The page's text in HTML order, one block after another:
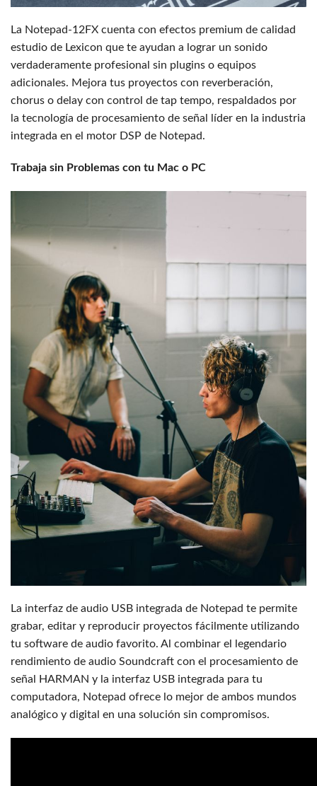
La Notepad-12FX cuenta con efectos premium de calidad
estudio de Lexicon que te ayudan a lograr un sonido
verdaderamente profesional sin plugins o equipos
adicionales. Mejora tus proyectos con reverberación,
chorus o delay con control de tap tempo, respaldados por
la tecnología de procesamiento de señal líder en la industria
integrada en el motor DSP de Notepad.
Trabaja sin Problemas con tu Mac o PC
La interfaz de audio USB integrada de Notepad te permite
grabar, editar y reproducir proyectos fácilmente utilizando
tu software de audio favorito. Al combinar el legendario
rendimiento de audio Soundcraft con el procesamiento de
señal HARMAN y la interfaz USB integrada para tu
computadora, Notepad ofrece lo mejor de ambos mundos
analógico y digital en una solución sin compromisos.